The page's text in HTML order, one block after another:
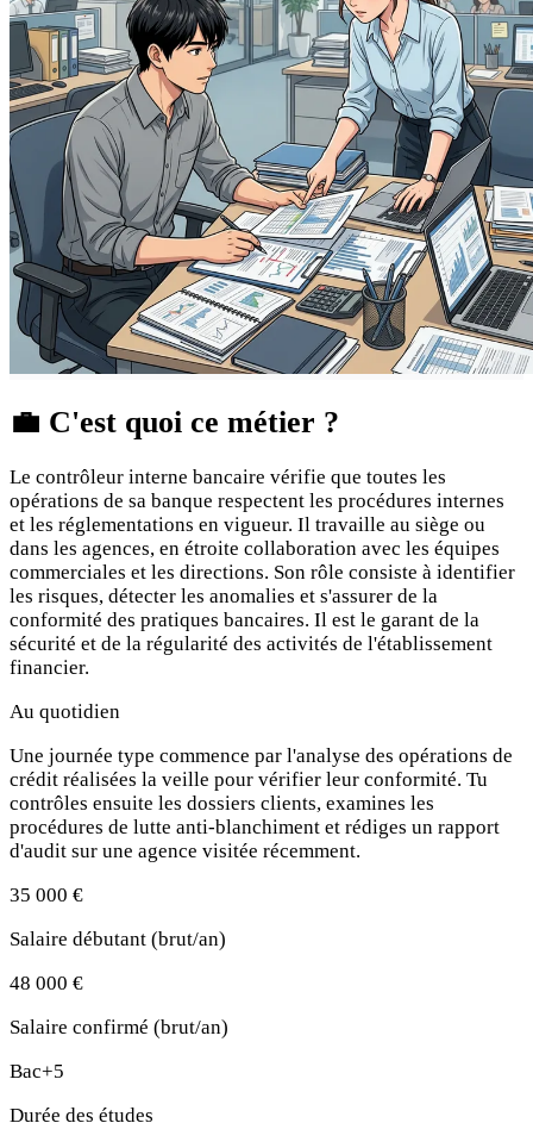
💼 C'est quoi ce métier ?
Le contrôleur interne bancaire vérifie que toutes les
opérations de sa banque respectent les procédures internes
et les réglementations en vigueur. Il travaille au siège ou
dans les agences, en étroite collaboration avec les équipes
commerciales et les directions. Son rôle consiste à identifier
les risques, détecter les anomalies et s'assurer de la
conformité des pratiques bancaires. Il est le garant de la
sécurité et de la régularité des activités de l'établissement
financier.
Au quotidien
Une journée type commence par l'analyse des opérations de
crédit réalisées la veille pour vérifier leur conformité. Tu
contrôles ensuite les dossiers clients, examines les
procédures de lutte anti-blanchiment et rédiges un rapport
d'audit sur une agence visitée récemment.
35 000 €
Salaire débutant (brut/an)
48 000 €
Salaire confirmé (brut/an)
Bac+5
Durée des études